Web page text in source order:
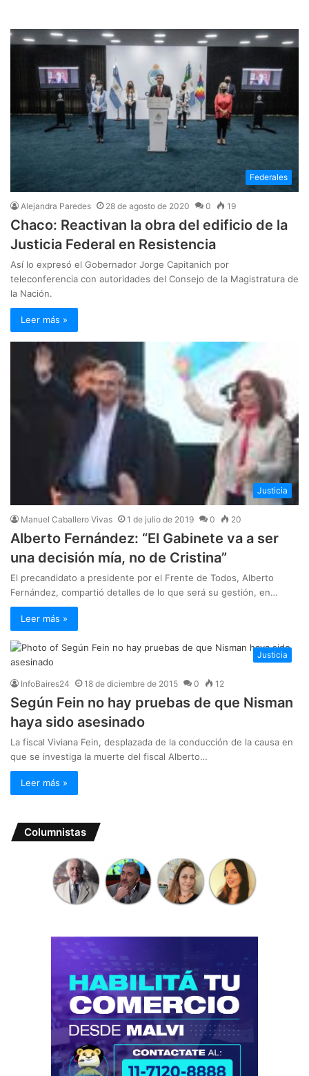
Federales
Alejandra Paredes 28 de agosto de 2020 0 19
Chaco: Reactivan la obra del edificio de la
Justicia Federal en Resistencia
Así lo expresó el Gobernador Jorge Capitanich por
teleconferencia con autoridades del Consejo de la Magistratura de
la Nación.
Leer más »
Justicia
Manuel Caballero Vivas 1 de julio de 2019 0 20
Alberto Fernández: “El Gabinete va a ser
una decisión mía, no de Cristina”
El precandidato a presidente por el Frente de Todos, Alberto
Fernández, compartió detalles de lo que será su gestión, en…
Leer más »
Justicia
InfoBaires24 18 de diciembre de 2015 0 12
Según Fein no hay pruebas de que Nisman
haya sido asesinado
La fiscal Viviana Fein, desplazada de la conducción de la causa en
que se investiga la muerte del fiscal Alberto…
Leer más »
Columnistas